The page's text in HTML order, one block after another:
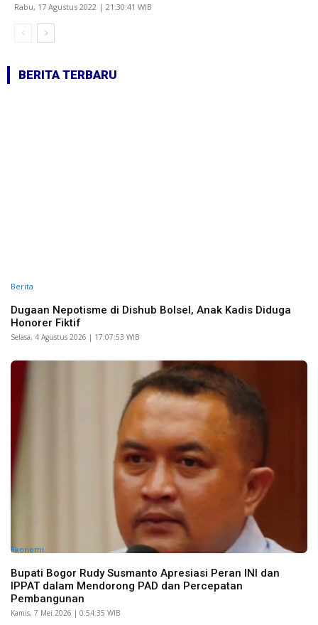
Rabu, 17 Agustus 2022 | 21:30:41 WIB
BERITA TERBARU
Berita
Dugaan Nepotisme di Dishub Bolsel, Anak Kadis Diduga
Honorer Fiktif
Selasa, 4 Agustus 2026 | 17:07:53 WIB
Ekonomi
Bupati Bogor Rudy Susmanto Apresiasi Peran INI dan
IPPAT dalam Mendorong PAD dan Percepatan
Pembangunan
Kamis, 7 Mei 2026 | 0:54:35 WIB